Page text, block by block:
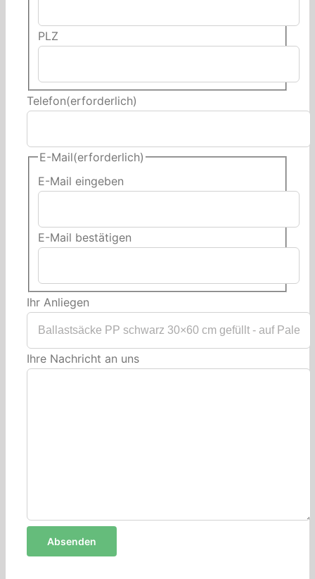
PLZ
Telefon(erforderlich)
E-Mail(erforderlich)
E-Mail eingeben
E-Mail bestätigen
Ihr Anliegen
Ihre Nachricht an uns